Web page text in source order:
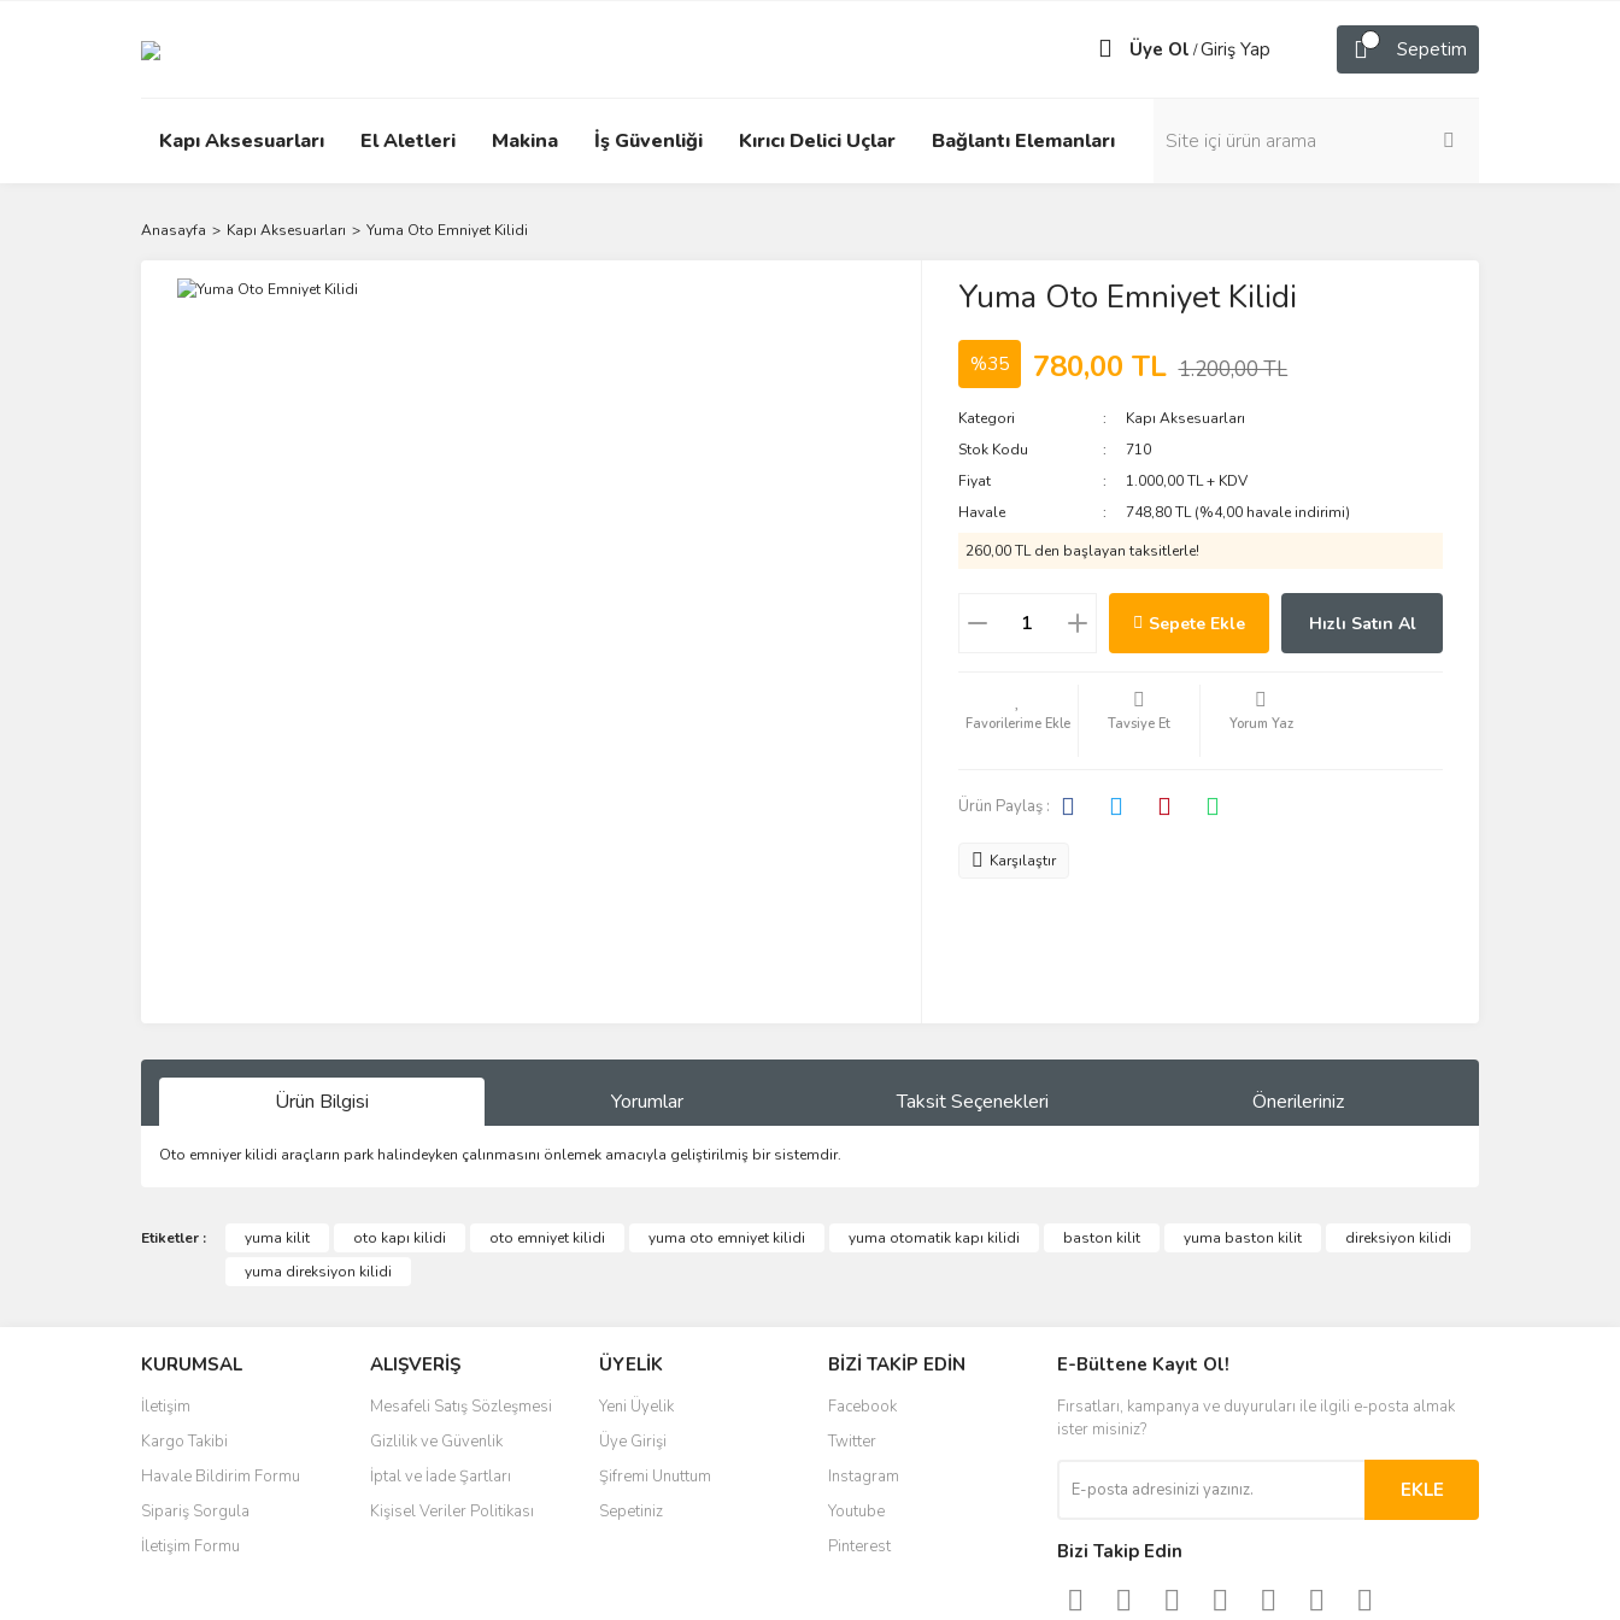
Üye Ol /Giriş Yap Sepetim
Kapı Aksesuarları El Aletleri Makina İş Güvenliği Kırıcı Delici Uçlar Bağlantı Elemanları
Anasayfa Kapı Aksesuarları Yuma Oto Emniyet Kilidi
Yuma Oto Emniyet Kilidi
%35 780,00 TL 1.200,00 TL
Kategori
Kapı Aksesuarları
Stok Kodu
710
Fiyat
1.000,00 TL + KDV
Havale
748,80 TL (%4,00 havale indirimi)
260,00 TL den başlayan taksitlerle!
Sepete Ekle Hızlı Satın Al
Tavsiye Et Yorum Yaz
Ürün Paylaş :
Karşılaştır
Ürün Bilgisi Yorumlar Taksit Seçenekleri Önerileriniz
Oto emniyer kilidi araçların park halindeyken çalınmasını önlemek amacıyla geliştirilmiş bir sistemdir.
Bu ürüne ilk yorumu siz yapın!
Görüş ve önerileriniz için teşekkür ederiz.
Ürün bilgilerinde hatalar bulunuyor.
Ürün fiyatı diğer sitelerden daha pahalı.
Bu ürüne benzer farklı alternatifler olmalı.
Etiketler : yuma kilit oto kapı kilidi oto emniyet kilidi yuma oto emniyet kilidi yuma otomatik kapı kilidi baston kilit yuma baston kilit
direksiyon kilidi
yuma direksiyon kilidi
KURUMSAL
İletişim
Kargo Takibi
Havale Bildirim Formu
Sipariş Sorgula
İletişim Formu
ALIŞVERİŞ
Mesafeli Satış Sözleşmesi
Gizlilik ve Güvenlik
İptal ve İade Şartları
Kişisel Veriler Politikası
ÜYELİK
Yeni Üyelik
Üye Girişi
Şifremi Unuttum
Sepetiniz
BİZİ TAKİP EDİN
Facebook
Twitter
Instagram
Youtube
Pinterest
E-Bültene Kayıt Ol!
Fırsatları, kampanya ve duyuruları ile ilgili e-posta almak
ister misiniz?
EKLE
Bizi Takip Edin